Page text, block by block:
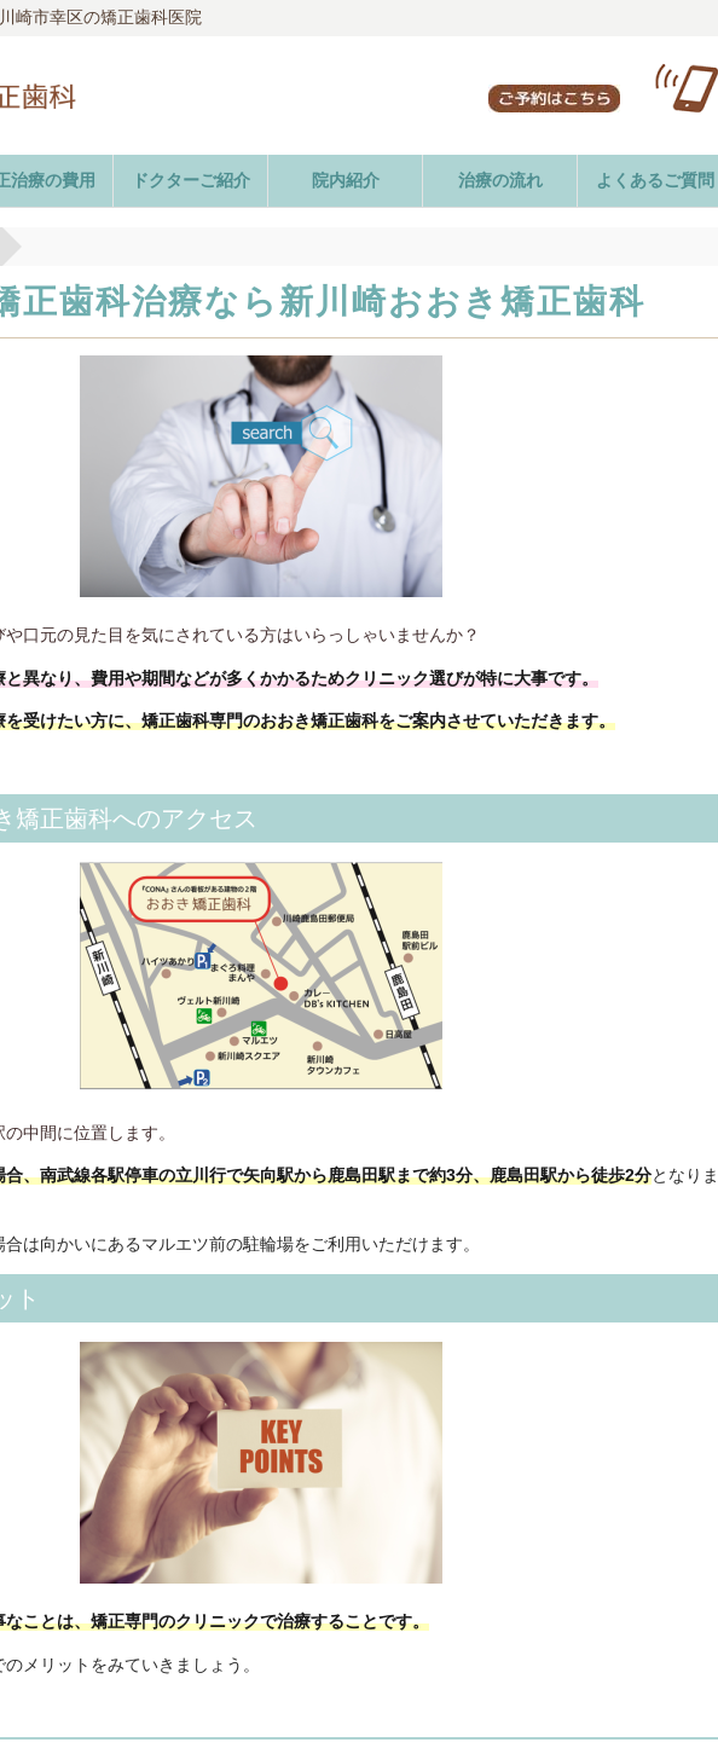
崎市幸区の矯正歯科医院
治療の費用 ドクターご紹介 院内紹介 治療の流れ よくあるご質問
正歯科治療なら新川崎おおき矯正歯科
口元の見た目を気にされている方はいらっしゃいませんか？
異なり、費用や期間などが多くかかるためクリニック選びが特に大事です。
受けたい方に、矯正歯科専門のおおき矯正歯科をご案内させていただきます。
矯正歯科へのアクセス
中間に位置します。
、南武線各駅停車の立川行で矢向駅から鹿島田駅まで約3分、鹿島田駅から徒歩2分となりま
は向かいにあるマルエツ前の駐輪場をご利用いただけます。
ト
ことは、矯正専門のクリニックで治療することです。
メリットをみていきましょう。